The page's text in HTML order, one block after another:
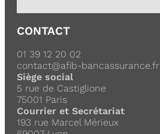
CONTACT
01 39 12 20 02
contact@afib-bancassurance.fr
Siège social
5 rue de Castiglione
75001 Paris
Courrier et Secrétariat
193 rue Marcel Mérieux